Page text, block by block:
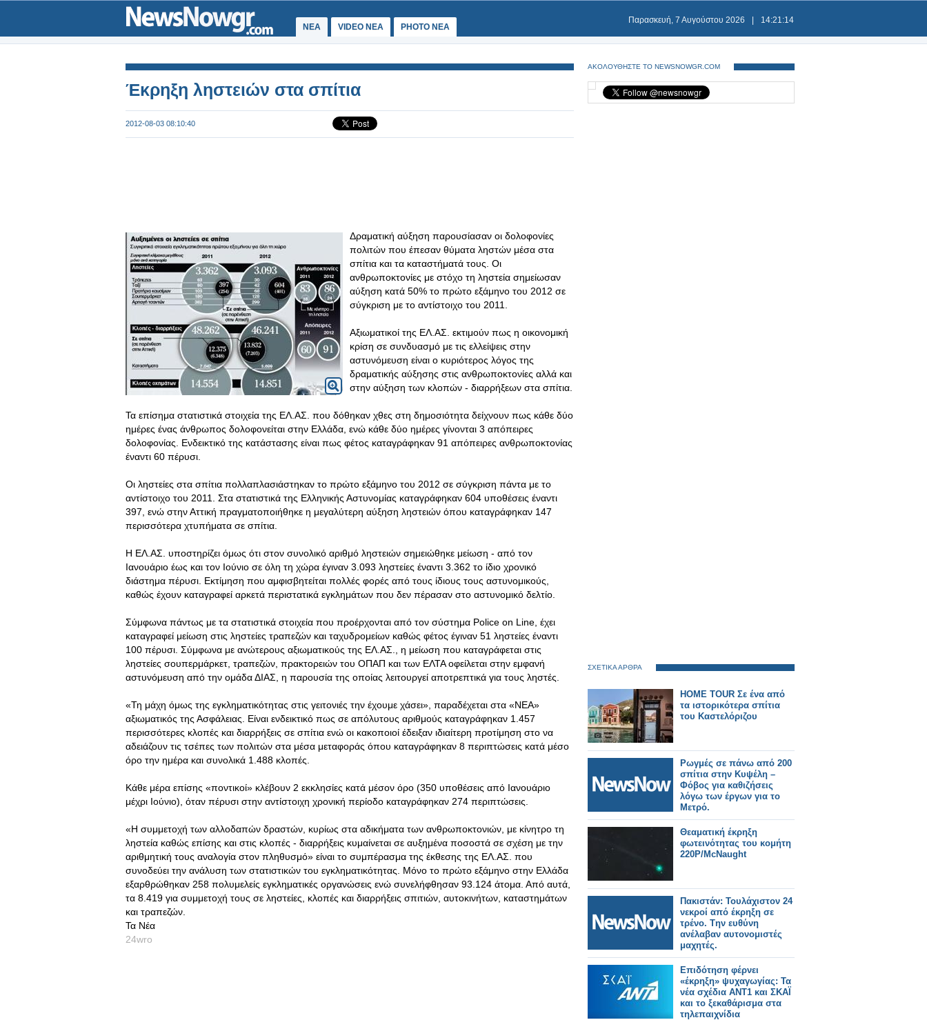
ΝΕΑ VIDEO NEA PHOTO NEA
Παρασκευή, 7 Αυγούστου 2026 14:21:14
Έκρηξη ληστειών στα σπίτια
2012-08-03 08:10:40
Δραματική αύξηση παρουσίασαν οι δολοφονίες
πολιτών που έπεσαν θύματα ληστών μέσα στα
σπίτια και τα καταστήματά τους. Οι
ανθρωποκτονίες με στόχο τη ληστεία σημείωσαν
αύξηση κατά 50% το πρώτο εξάμηνο του 2012 σε
σύγκριση με το αντίστοιχο του 2011.
Αξιωματικοί της ΕΛ.ΑΣ. εκτιμούν πως η οικονομική
κρίση σε συνδυασμό με τις ελλείψεις στην
αστυνόμευση είναι ο κυριότερος λόγος της
δραματικής αύξησης στις ανθρωποκτονίες αλλά και
στην αύξηση των κλοπών - διαρρήξεων στα σπίτια.
Τα επίσημα στατιστικά στοιχεία της ΕΛ.ΑΣ. που δόθηκαν χθες στη δημοσιότητα δείχνουν πως κάθε δύο
ημέρες ένας άνθρωπος δολοφονείται στην Ελλάδα, ενώ κάθε δύο ημέρες γίνονται 3 απόπειρες
δολοφονίας. Ενδεικτικό της κατάστασης είναι πως φέτος καταγράφηκαν 91 απόπειρες ανθρωποκτονίας
έναντι 60 πέρυσι.
Οι ληστείες στα σπίτια πολλαπλασιάστηκαν το πρώτο εξάμηνο του 2012 σε σύγκριση πάντα με το
αντίστοιχο του 2011. Στα στατιστικά της Ελληνικής Αστυνομίας καταγράφηκαν 604 υποθέσεις έναντι
397, ενώ στην Αττική πραγματοποιήθηκε η μεγαλύτερη αύξηση ληστειών όπου καταγράφηκαν 147
περισσότερα χτυπήματα σε σπίτια.
Η ΕΛ.ΑΣ. υποστηρίζει όμως ότι στον συνολικό αριθμό ληστειών σημειώθηκε μείωση - από τον
Ιανουάριο έως και τον Ιούνιο σε όλη τη χώρα έγιναν 3.093 ληστείες έναντι 3.362 το ίδιο χρονικό
διάστημα πέρυσι. Εκτίμηση που αμφισβητείται πολλές φορές από τους ίδιους τους αστυνομικούς,
καθώς έχουν καταγραφεί αρκετά περιστατικά εγκλημάτων που δεν πέρασαν στο αστυνομικό δελτίο.
Σύμφωνα πάντως με τα στατιστικά στοιχεία που προέρχονται από τον σύστημα Ρolice on Line, έχει
καταγραφεί μείωση στις ληστείες τραπεζών και ταχυδρομείων καθώς φέτος έγιναν 51 ληστείες έναντι
100 πέρυσι. Σύμφωνα με ανώτερους αξιωματικούς της ΕΛ.ΑΣ., η μείωση που καταγράφεται στις
ληστείες σουπερμάρκετ, τραπεζών, πρακτορειών του ΟΠΑΠ και των ΕΛΤΑ οφείλεται στην εμφανή
αστυνόμευση από την ομάδα ΔΙΑΣ, η παρουσία της οποίας λειτουργεί αποτρεπτικά για τους ληστές.
«Τη μάχη όμως της εγκληματικότητας στις γειτονιές την έχουμε χάσει», παραδέχεται στα «ΝΕΑ»
αξιωματικός της Ασφάλειας. Είναι ενδεικτικό πως σε απόλυτους αριθμούς καταγράφηκαν 1.457
περισσότερες κλοπές και διαρρήξεις σε σπίτια ενώ οι κακοποιοί έδειξαν ιδιαίτερη προτίμηση στο να
αδειάζουν τις τσέπες των πολιτών στα μέσα μεταφοράς όπου καταγράφηκαν 8 περιπτώσεις κατά μέσο
όρο την ημέρα και συνολικά 1.488 κλοπές.
Κάθε μέρα επίσης «ποντικοί» κλέβουν 2 εκκλησίες κατά μέσον όρο (350 υποθέσεις από Ιανουάριο
μέχρι Ιούνιο), όταν πέρυσι στην αντίστοιχη χρονική περίοδο καταγράφηκαν 274 περιπτώσεις.
«Η συμμετοχή των αλλοδαπών δραστών, κυρίως στα αδικήματα των ανθρωποκτονιών, με κίνητρο τη
ληστεία καθώς επίσης και στις κλοπές - διαρρήξεις κυμαίνεται σε αυξημένα ποσοστά σε σχέση με την
αριθμητική τους αναλογία στον πληθυσμό» είναι το συμπέρασμα της έκθεσης της ΕΛ.ΑΣ. που
συνοδεύει την ανάλυση των στατιστικών του εγκληματικότητας. Μόνο το πρώτο εξάμηνο στην Ελλάδα
εξαρθρώθηκαν 258 πολυμελείς εγκληματικές οργανώσεις ενώ συνελήφθησαν 93.124 άτομα. Από αυτά,
τα 8.419 για συμμετοχή τους σε ληστείες, κλοπές και διαρρήξεις σπιτιών, αυτοκινήτων, καταστημάτων
και τραπεζών.
Τα Νέα
24wro
ΑΚΟΛΟΥΘΗΣΤΕ ΤΟ NEWSNOWGR.COM
ΣΧΕΤΙΚΑ ΑΡΘΡΑ
HOME TOUR Σε ένα από
τα ιστορικότερα σπίτια
του Καστελόριζου
Ρωγμές σε πάνω από 200
σπίτια στην Κυψέλη –
Φόβος για καθιζήσεις
λόγω των έργων για το
Μετρό.
Θεαματική έκρηξη
φωτεινότητας του κομήτη
220P/McNaught
Πακιστάν: Τουλάχιστον 24
νεκροί από έκρηξη σε
τρένο. Tην ευθύνη
ανέλαβαν αυτονομιστές
μαχητές.
Επιδότηση φέρνει
«έκρηξη» ψυχαγωγίας: Τα
νέα σχέδια ΑΝΤ1 και ΣΚΑΪ
και το ξεκαθάρισμα στα
τηλεπαιχνίδια